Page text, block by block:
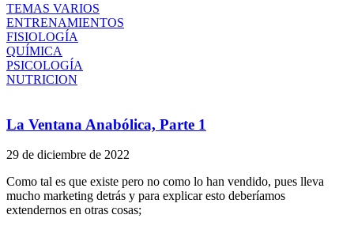
TEMAS VARIOS
ENTRENAMIENTOS
FISIOLOGÍA
QUÍMICA
PSICOLOGÍA
NUTRICION
La Ventana Anabólica, Parte 1
29 de diciembre de 2022
Como tal es que existe pero no como lo han vendido, pues lleva
mucho marketing detrás y para explicar esto deberíamos
extendernos en otras cosas;